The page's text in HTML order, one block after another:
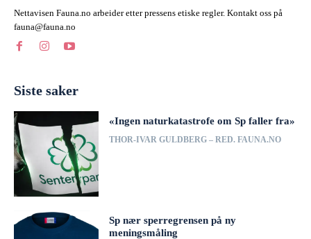
Nettavisen Fauna.no arbeider etter pressens etiske regler. Kontakt oss på
fauna@fauna.no
Siste saker
«Ingen naturkatastrofe om Sp faller fra»
THOR-IVAR GULDBERG – RED. FAUNA.NO
Sp nær sperregrensen på ny
meningsmåling